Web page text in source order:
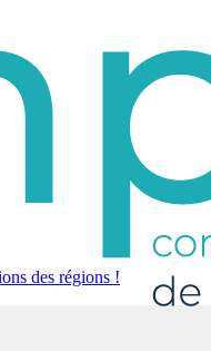
des régions !